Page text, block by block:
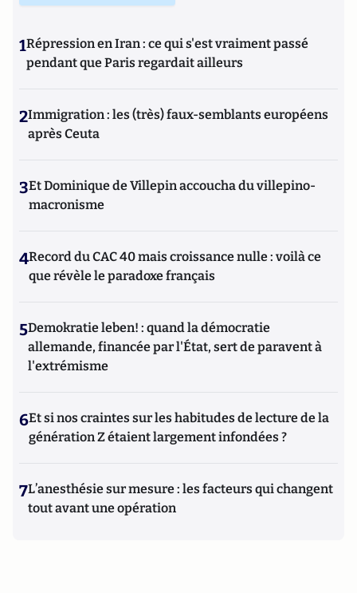
1Répression en Iran : ce qui s'est vraiment passé
pendant que Paris regardait ailleurs
2Immigration : les (très) faux-semblants européens
après Ceuta
3Et Dominique de Villepin accoucha du villepino-
macronisme
4Record du CAC 40 mais croissance nulle : voilà ce
que révèle le paradoxe français
5Demokratie leben! : quand la démocratie
allemande, financée par l'État, sert de paravent à
l'extrémisme
6Et si nos craintes sur les habitudes de lecture de la
génération Z étaient largement infondées ?
7L’anesthésie sur mesure : les facteurs qui changent
tout avant une opération